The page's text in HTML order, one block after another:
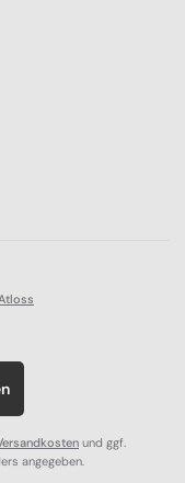
und ggf.
angegeben.